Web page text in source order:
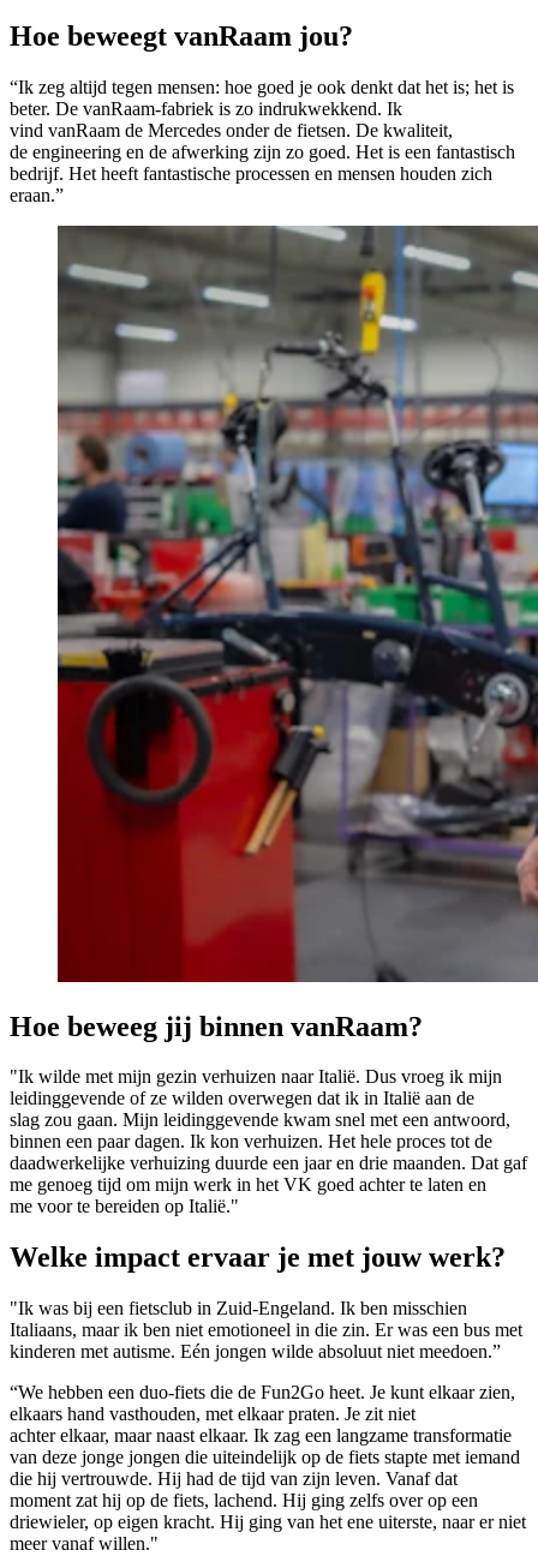
Hoe beweegt vanRaam jou?
“Ik zeg altijd tegen mensen: hoe goed je ook denkt dat het is; het is
beter. De vanRaam-fabriek is zo indrukwekkend. Ik
vind vanRaam de Mercedes onder de fietsen. De kwaliteit,
de engineering en de afwerking zijn zo goed. Het is een fantastisch
bedrijf. Het heeft fantastische processen en mensen houden zich
eraan.”
Hoe beweeg jij binnen vanRaam?
"Ik wilde met mijn gezin verhuizen naar Italië. Dus vroeg ik mijn
leidinggevende of ze wilden overwegen dat ik in Italië aan de
slag zou gaan. Mijn leidinggevende kwam snel met een antwoord,
binnen een paar dagen. Ik kon verhuizen. Het hele proces tot de
daadwerkelijke verhuizing duurde een jaar en drie maanden. Dat gaf
me genoeg tijd om mijn werk in het VK goed achter te laten en
me voor te bereiden op Italië."
Welke impact ervaar je met jouw werk?
"Ik was bij een fietsclub in Zuid-Engeland. Ik ben misschien
Italiaans, maar ik ben niet emotioneel in die zin. Er was een bus met
kinderen met autisme. Eén jongen wilde absoluut niet meedoen.”
“We hebben een duo-fiets die de Fun2Go heet. Je kunt elkaar zien,
elkaars hand vasthouden, met elkaar praten. Je zit niet
achter elkaar, maar naast elkaar. Ik zag een langzame transformatie
van deze jonge jongen die uiteindelijk op de fiets stapte met iemand
die hij vertrouwde. Hij had de tijd van zijn leven. Vanaf dat
moment zat hij op de fiets, lachend. Hij ging zelfs over op een
driewieler, op eigen kracht. Hij ging van het ene uiterste, naar er niet
meer vanaf willen."